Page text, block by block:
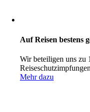
Auf Reisen bestens
Wir beteiligen uns zu
Mehr dazu